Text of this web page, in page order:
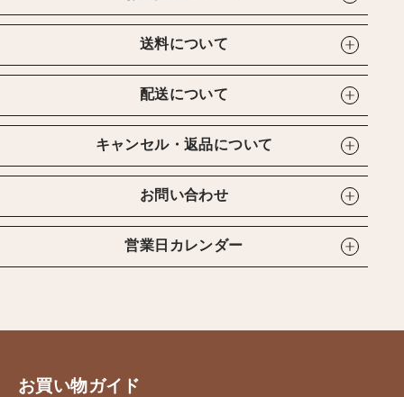
送料について
配送について
キャンセル・返品について
お問い合わせ
営業日カレンダー
お買い物ガイド